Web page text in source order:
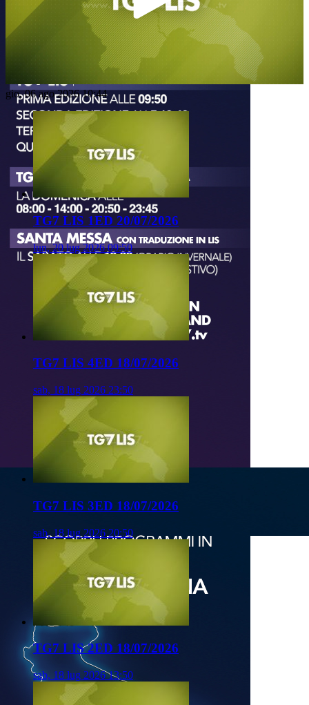
Play
Video
gio, 06 ago 2026 10:44
TG7 LIS 1ED 20/07/2026
lun, 20 lug 2026 09:50
TG7 LIS 4ED 18/07/2026
sab, 18 lug 2026 23:50
TG7 LIS 3ED 18/07/2026
sab, 18 lug 2026 20:50
TG7 LIS 2ED 18/07/2026
sab, 18 lug 2026 13:50